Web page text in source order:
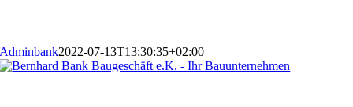
Adminbank2022-07-13T13:30:35+02:00